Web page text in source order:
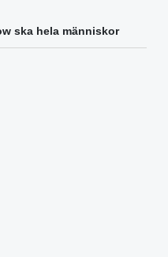
ska hela människor